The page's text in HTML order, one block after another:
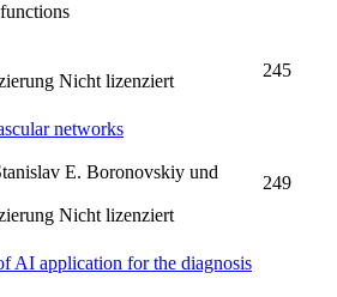
Nicht lizenziert
245
networks
E. Boronovskiy und
Nicht lizenziert
249
AI application for the diagnosis